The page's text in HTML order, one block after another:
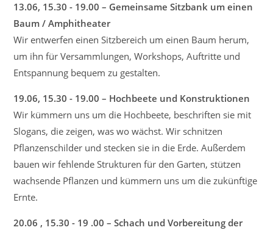
13.06, 15.30 - 19.00 – Gemeinsame Sitzbank um einen
Baum / Amphitheater
Wir entwerfen einen Sitzbereich um einen Baum herum,
um ihn für Versammlungen, Workshops, Auftritte und
Entspannung bequem zu gestalten.
19.06, 15.30 - 19.00 – Hochbeete und Konstruktionen
Wir kümmern uns um die Hochbeete, beschriften sie mit
Slogans, die zeigen, was wo wächst. Wir schnitzen
Pflanzenschilder und stecken sie in die Erde. Außerdem
bauen wir fehlende Strukturen für den Garten, stützen
wachsende Pflanzen und kümmern uns um die zukünftige
Ernte.
20.06 , 15.30 - 19 .00 – Schach und Vorbereitung der